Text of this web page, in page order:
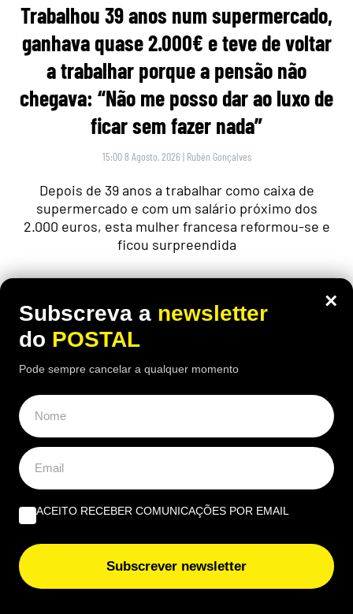
Trabalhou 39 anos num supermercado,
ganhava quase 2.000€ e teve de voltar
a trabalhar porque a pensão não
chegava: “Não me posso dar ao luxo de
ficar sem fazer nada”
15:00 8 Agosto, 2026 | Rubén Gonçalves
Depois de 39 anos a trabalhar como caixa de
supermercado e com um salário próximo dos
2.000 euros, esta mulher francesa reformou-se e
ficou surpreendida
Volta já recuperou 150 milhões de
embalagens e chega a Albufeira com
×
Subscreva a newsletter
do POSTAL
Pode sempre cancelar a qualquer momento
ACEITO RECEBER COMUNICAÇÕES POR EMAIL
Subscrever newsletter